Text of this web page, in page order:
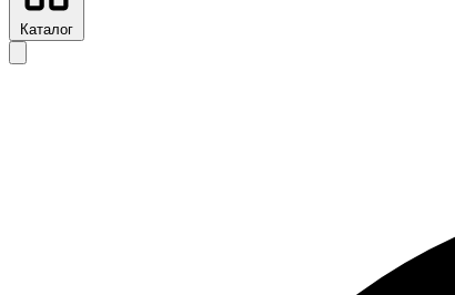
Каталог